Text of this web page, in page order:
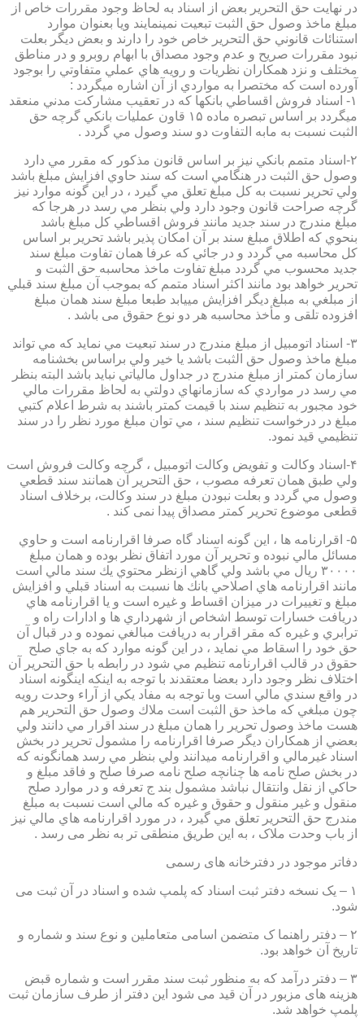
در نهايت حق التحرير بعض از اسناد به لحاظ وجود مقررات خاص از
مبلغ ماخذ وصول حق الثبت تبعيت نمينمايند ويا بعنوان موارد
استنائات قانوني حق التحرير خاص خود را دارند و بعض ديگر بعلت
نبود مقررات صريح و عدم وجود مصداق با ابهام روبرو و در مناطق
مختلف و نزد همكاران نظريات و رويه هاي عملي متفاوتي را بوجود
آورده است كه مختصرا به مواردي از آن اشاره ميگردد :
۱- اسناد فروش اقساطي بانكها كه در تعقيب مشاركت مدني منعقد
ميگردد بر اساس تبصره ماده ۱۵ قاون عمليات بانكي گرچه حق
الثبت نسبت به مابه التفاوت دو سند وصول مي گردد .
۲-اسناد متمم بانكي نيز بر اساس قانون مذكور كه مقرر مي دارد
وصول حق الثبت در هنگامي است كه سند حاوي افزايش مبلغ باشد
ولي تحرير نسبت به كل مبلغ تعلق مي گيرد ، در اين گونه موارد نيز
گرچه صراحت قانون وجود دارد ولي بنظر مي رسد در هرجا كه
مبلغ مندرج در سند جديد مانند فروش اقساطي كل مبلغ باشد
بنحوي كه اطلاق مبلغ سند بر آن امكان پذير باشد تحرير بر اساس
كل محاسبه مي گردد و در جائي كه عرفا همان تفاوت مبلغ سند
جديد محسوب مي گردد مبلغ تفاوت ماخذ محاسبه حق الثبت و
تحرير خواهد بود مانند اكثر اسناد متمم كه بموجب آن مبلغ سند قبلي
از مبلغي به مبلغ ديگر افزايش مييابد طبعا مبلغ سند همان مبلغ
افزوده تلقی و مأخذ محاسبه هر دو نوع حقوق می باشد .
۳- اسناد اتومبيل از مبلغ مندرج در سند تبعيت مي نمايد كه مي تواند
مبلغ ماخذ وصول حق الثبت باشد يا خير ولي براساس بخشنامه
سازمان كمتر از مبلغ مندرج در جداول مالياتي نبايد باشد البته بنظر
مي رسد در مواردي كه سازمانهاي دولتي به لحاظ مقررات مالي
خود مجبور به تنظيم سند با قيمت كمتر باشند به شرط اعلام كتبي
مبلغ در درخواست تنظيم سند ، مي توان مبلغ مورد نظر را در سند
تنظيمي قيد نمود.
۴-اسناد وكالت و تفويض وكالت اتومبيل ، گرچه وكالت فروش است
ولي طبق همان تعرفه مصوب ، حق التحرير آن همانند سند قطعي
وصول مي گردد و بعلت نبودن مبلغ در سند وكالت، برخلاف اسناد
قطعی موضوع تحریر کمتر مصداق پیدا نمی کند .
۵- اقرارنامه ها ، اين گونه اسناد گاه صرفا اقرارنامه است و حاوي
مسائل مالي نبوده و تحرير آن مورد اتفاق نظر بوده و همان مبلغ
۳۰۰۰۰ ريال مي باشد ولي گاهي ازنظر محتوي يك سند مالي است
مانند اقرارنامه هاي اصلاحي بانك ها نسبت به اسناد قبلي و افزايش
مبلغ و تغييرات در ميزان اقساط و غيره است و يا اقرارنامه هاي
دريافت خسارات توسط اشخاص از شهرداري ها و ادارات راه و
ترابري و غيره كه مقر اقرار به دريافت مبالغي نموده و در قبال آن
حق خود را اسقاط مي نمايد ، در اين گونه موارد كه به جاي صلح
حقوق در قالب اقرارنامه تنظيم مي شود در رابطه با حق التحرير آن
اختلاف نظر وجود دارد بعضا معتقدند با توجه به اينكه اينگونه اسناد
در واقع سندي مالي است وبا توجه به مفاد يكي از آراء وحدت رويه
چون مبلغي كه ماخذ حق الثبت است ملاك وصول حق التحرير هم
هست ماخذ وصول تحرير را همان مبلغ در سند اقرار مي دانند ولي
بعضي از همكاران ديگر صرفا اقرارنامه را مشمول تحرير در بخش
اسناد غيرمالي و اقرارنامه ميدانند ولي بنظر مي رسد همانگونه كه
در بخش صلح نامه ها چنانچه صلح نامه صرفا صلح و فاقد مبلغ و
حاكي از نقل وانتقال نباشد مشمول بند ج تعرفه و در موارد صلح
منقول و غير منقول و حقوق و غيره كه مالي است نسبت به مبلغ
مندرج حق التحرير تعلق مي گيرد ، در مورد اقرارنامه هاي مالي نيز
از باب وحدت ملاک ، به این طریق منطقی تر به نظر می رسد .
دفاتر موجود در دفترخانه های رسمی
۱ – یک نسخه دفتر ثبت اسناد که پلمپ شده و اسناد در آن ثبت می
شود.
۲ – دفتر راهنما ک متضمن اسامی متعاملین و نوع سند و شماره و
تاریخ آن خواهد بود.
۳ – دفتر درآمد که به منظور ثبت سند مقرر است و شماره قبض
هزینه های مزبور در آن قید می شود این دفتر از طرف سازمان ثبت
پلمپ خواهد شد.